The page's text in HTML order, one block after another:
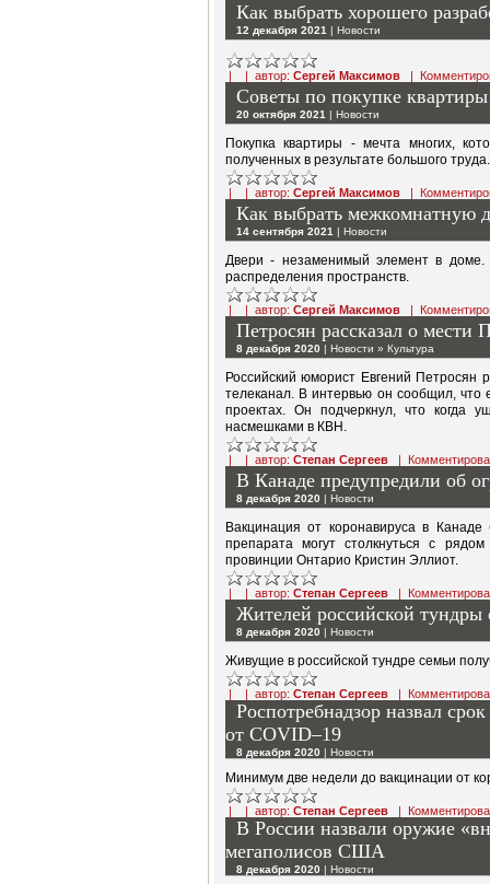
Как выбрать хорошего
12 декабря 2021 | Новости
| | автор: Сергей Максимов |
Советы по покупке
20 октября 2021 | Новости
Покупка квартиры - мечта многих,
полученных в результате большого труда.
| | автор: Сергей Максимов |
Как выбрать межкомнатную
14 сентября 2021 | Новости
Двери - незаменимый элемент в доме.
распределения пространств.
| | автор: Сергей Максимов |
Петросян рассказал о мести
8 декабря 2020 | Новости » Культура
Российский юморист Евгений Петросян
телеканал. В интервью он сообщил, что
проектах. Он подчеркнул, что когда
насмешками в КВН.
| | автор: Степан Сергеев |
В Канаде предупредили об
8 декабря 2020 | Новости
Вакцинация от коронавируса в
препарата могут столкнуться с
провинции Онтарио Кристин Эллиот.
| | автор: Степан Сергеев |
Жителей российской тундры
8 декабря 2020 | Новости
Живущие в российской тундре семьи
| | автор: Степан Сергеев |
Роспотребнадзор назвал
от COVID–19
8 декабря 2020 | Новости
Минимум две недели до вакцинации от
| | автор: Степан Сергеев |
В России назвали оружие
мегаполисов США
8 декабря 2020 | Новости